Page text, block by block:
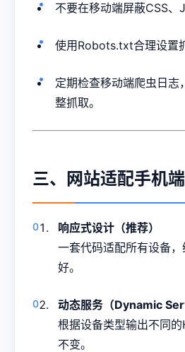
不要在移动端屏蔽CSS、
使用Robots.txt合理设置
定期检查移动端爬虫日志
整抓取。
三、网站适配手机
响应式设计（推荐）
一套代码适配所有设备
好。
动态服务（Dynamic
根据设备类型输出不同
不变。